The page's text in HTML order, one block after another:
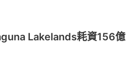
Lakelands耗資156億